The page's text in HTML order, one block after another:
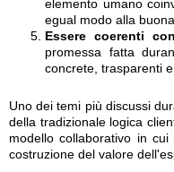
elemento umano
egual modo alla
Essere coerenti
promessa fatta
concrete, trasparenti
Uno dei temi più discussi
della tradizionale logica
modello collaborativo in
costruzione del valore